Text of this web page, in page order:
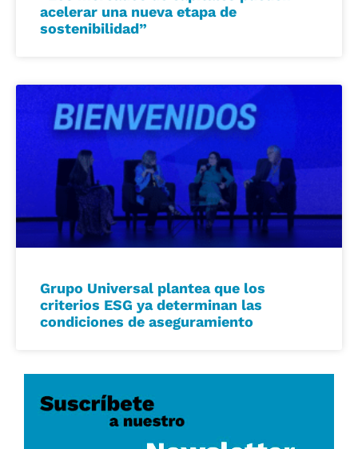
acelerar una nueva etapa de
sostenibilidad”
Grupo Universal plantea que los
criterios ESG ya determinan las
condiciones de aseguramiento